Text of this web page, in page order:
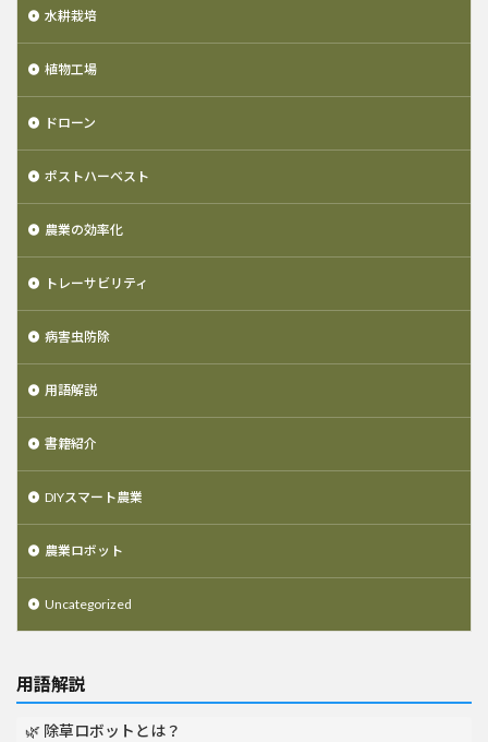
水耕栽培
植物工場
ドローン
ポストハーベスト
農業の効率化
トレーサビリティ
病害虫防除
用語解説
書籍紹介
DIYスマート農業
農業ロボット
Uncategorized
用語解説
🌿 除草ロボットとは？